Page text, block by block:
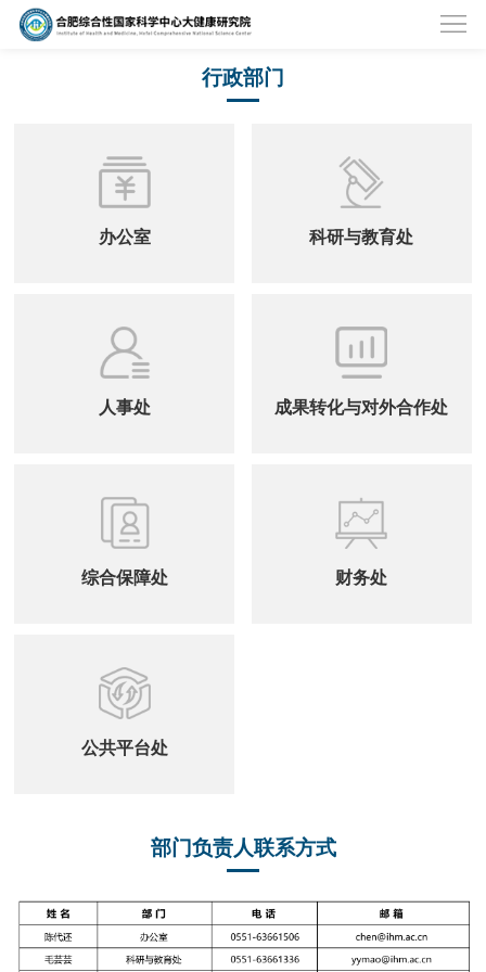
研究院简介 组织架构 行政部门
行政部门
办公室 科研与教育处
人事处 成果转化与对外合作处
综合保障处 财务处
公共平台处
部门负责人联系方式